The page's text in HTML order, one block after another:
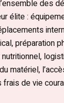
des
élite :
préparation
matériel,
de vie